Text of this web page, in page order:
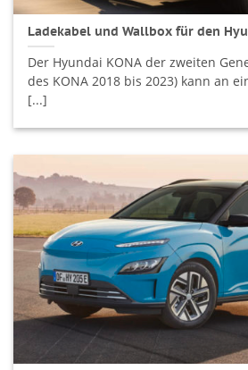
Ladekabel und Wallbox für den
Der Hyundai KONA der zweiten
des KONA 2018 bis 2023) kann an
[...]